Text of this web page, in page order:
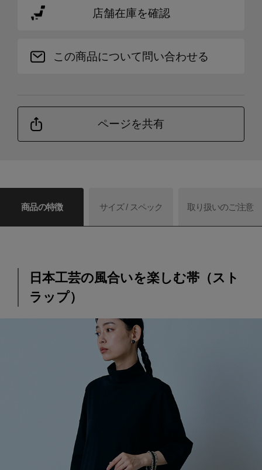
店舗在庫を確認
この商品について問い合わせる
ページを共有
商品の特徴 サイズ / スペック 取り扱いのご注意
日本工芸の風合いを楽しむ帯（スト
ラップ）